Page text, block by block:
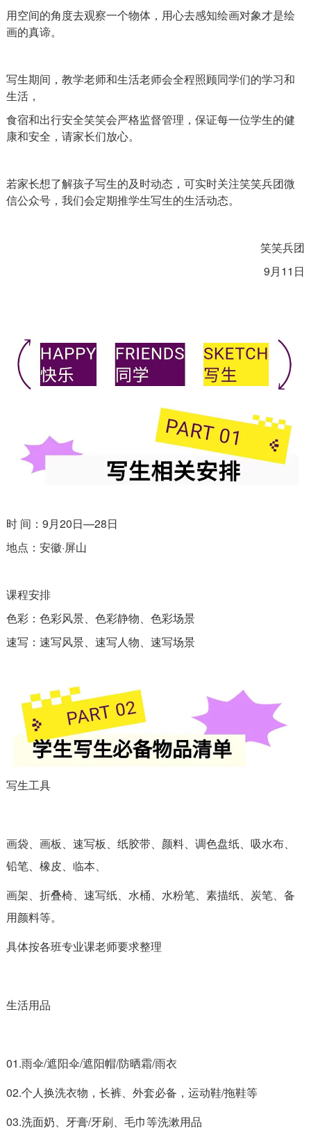
用空间的角度去观察一个物体，用心去感知绘画对象才是绘
画的真谛。
写生期间，教学老师和生活老师会全程照顾同学们的学习和
生活，
食宿和出行安全笑笑会严格监督管理，保证每一位学生的健
康和安全，请家长们放心。
若家长想了解孩子写生的及时动态，可实时关注笑笑兵团微
信公众号，我们会定期推学生写生的生活动态。
笑笑兵团
9月11日
时 间：9月20日—28日
地点：安徽·屏山
课程安排
色彩：色彩风景、色彩静物、色彩场景
速写：速写风景、速写人物、速写场景
写生工具
画袋、画板、速写板、纸胶带、颜料、调色盘纸、吸水布、
铅笔、橡皮、临本、
画架、折叠椅、速写纸、水桶、水粉笔、素描纸、炭笔、备
用颜料等。
具体按各班专业课老师要求整理
生活用品
01.雨伞/遮阳伞/遮阳帽/防晒霜/雨衣
02.个人换洗衣物，长裤、外套必备，运动鞋/拖鞋等
03.洗面奶、牙膏/牙刷、毛巾等洗漱用品